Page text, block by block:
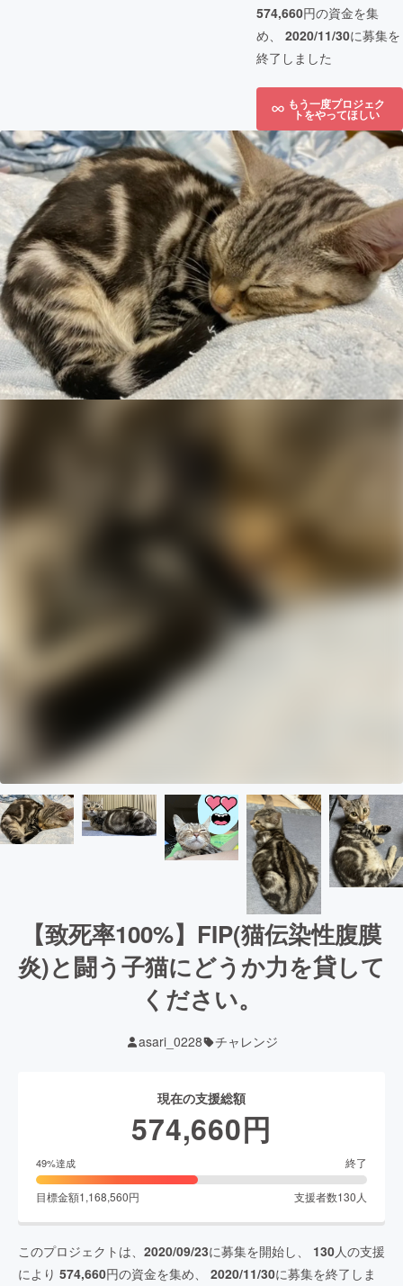
574,660円の資金を集
め、 2020/11/30に募集を
終了しました
もう一度プロジェク
トをやってほしい
【致死率100%】FIP(猫伝染性腹膜
炎)と闘う子猫にどうか力を貸して
ください。
asari_0228 チャレンジ
現在の支援総額
574,660円
49%達成 終了
目標金額1,168,560円 支援者数130 人
このプロジェクトは、 2020/09/23に募集を開始し、 130人の支援
により 574,660円の資金を集め、 2020/11/30に募集を終了しま